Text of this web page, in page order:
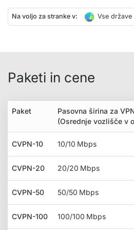
Na voljo za stranke v: Vse države
Paketi in cene
Paket
Pasovna širina za
(Osrednje vozlišče v
CVPN-10 10/10 Mbps
CVPN-20 20/20 Mbps
CVPN-50 50/50 Mbps
CVPN-100 100/100 Mbps